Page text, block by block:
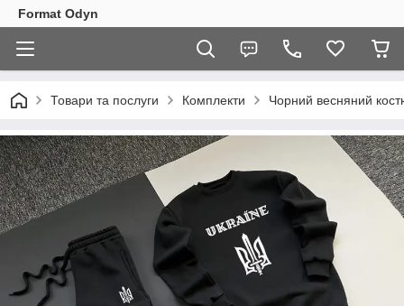
Format Odyn
Товари та послуги Комплекти Чорний весняний